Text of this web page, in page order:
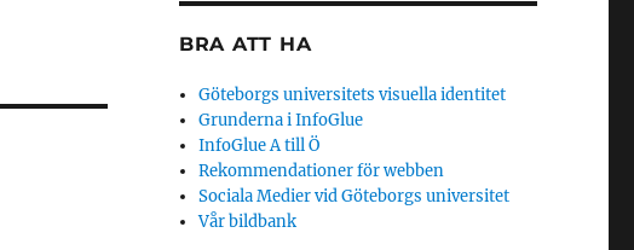
BRA ATT HA
Göteborgs universitets visuella identitet
Grunderna i InfoGlue
InfoGlue A till Ö
Rekommendationer för webben
Sociala Medier vid Göteborgs universitet
Vår bildbank